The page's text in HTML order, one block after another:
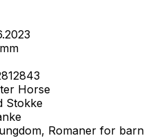
Horse
Stokke
Romaner for barn